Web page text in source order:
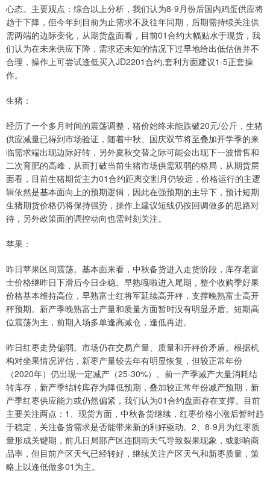
心态。主要观点：综合以上分析，我们认为8-9月份后国内鸡蛋供应将
趋于下降，但今年到目前为止需求不及往年同期，后期需持续关注供
需两端的边际变化，从期货盘面看，目前01合约大幅贴水于现货，我
们认为在未来供应下降，需求还未知的情况下过早地给出低估值并不
合理，操作上可尝试逢低买入JD2201合约,套利方面建议1-5正套操
作。
生猪：
经历了一个多月时间的震荡调整，猪价始终未能跌破20元/公斤，生猪
供应减量已得到市场验证，随着中秋、国庆双节将至叠加开学季的来
临需求端出现边际好转，另外夏秋交替之际可能会出现下一波惜售和
二次育肥的高峰，从而打破当前生猪市场供需双弱的格局，从期货层
面看，目前生猪期货主力01合约距离交割月仍较远，价格运行的主逻
辑依然是基本面向上的预期逻辑，因此在强预期的主导下，预计短期
生猪期货价格仍将保持强势，操作上建议短线仍按回调做多的思路对
待，另外政策面的调控动向也需时刻关注。
苹果：
昨日苹果区间震荡。基本面来看，中秋备货进入走货阶段，库存老富
士价格继昨日下滑后今日企稳。早熟嘎啦进入尾期，整个收购季好果
价格基本维持高位，早熟富士红将军延续高开秤，支撑晚熟富士高开
秤预期。新产季晚熟富士产量和质量方面暂时没有明显矛盾。短期高
位震荡为主，前期入场多单逢高减仓，逢低再进。
昨日红枣走势偏弱。市场仍在交易产量、质量和开秤价矛盾。根据机
构对坐果情况评估，新枣产量较去年有明显恢复，但较正常年份
（2020年）仍出现一定减产（25-30%）。前一产季减产大量消耗结
转库存，新产季结转库存为降低预期，叠加较正常年份减产预期，新
产季红枣供应能力或仍然偏紧，我们认为01合约盘面存在支撑。目前
主要关注两点：1、现货方面，中秋备货继续，红枣价格小涨后暂时趋
于稳定，关注备货需求是否能带来新的利好驱动。2、8-9月为红枣质
量形成关键期，前几日局部产区连阴雨天气导致裂果现象，或影响商
品率，但目前产区天气已经转好，继续关注产区天气和新枣质量，策
略上以逢低做多01为主。